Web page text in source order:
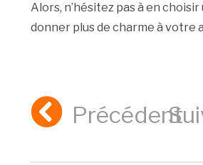
Alors, n’hésitez pas à en
donner plus de charme à votre
Précédent